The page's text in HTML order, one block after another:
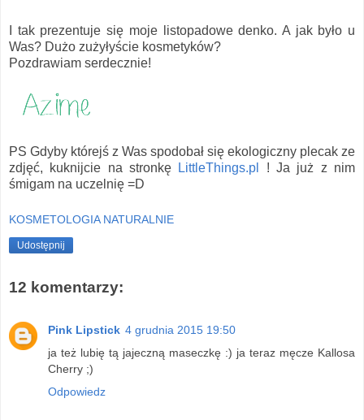
I tak prezentuje się moje listopadowe denko. A jak było u
Was? Dużo zużyłyście kosmetyków?
Pozdrawiam serdecznie!
PS Gdyby którejś z Was spodobał się ekologiczny plecak ze
zdjęć, kuknijcie na stronkę
LittleThings.pl
! Ja już z nim
śmigam na uczelnię =D
KOSMETOLOGIA NATURALNIE
Udostępnij
12 komentarzy:
Pink Lipstick 4 grudnia 2015 19:50
ja też lubię tą jajeczną maseczkę :) ja teraz męcze Kallosa
Cherry ;)
Odpowiedz